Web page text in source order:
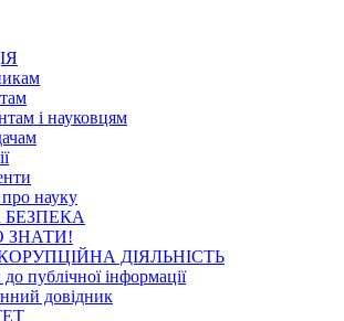
і науковцям
науку
ЗНАТИ!
ДІЯЛЬНІСТЬ
публічної інформації
довідник